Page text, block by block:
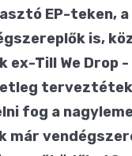
EP-teken, a
is,
ex-Till We Drop
fog a
már